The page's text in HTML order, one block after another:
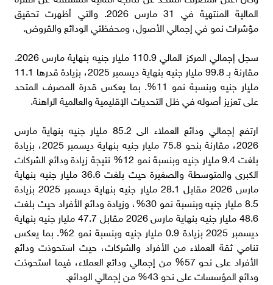
المالية المنتهية في 31 مارس 2026. والتي أظهرت تحقيق
مؤشرات نمو في إجمالي الأصول، ومحفظتي الودائع والقروض.
سجل إجمالي المركز المالي 110.9 مليار جنيه بنهاية مارس 2026.
مقارنة بـ 99.8 مليار جنيه بنهاية ديسمبر 2025، بزيادة قدرها 11.1
مليار جنيه وبنسبة نمو 11%. بما يعكس قدرة المصرف المتحد
على تعزيز أصوله في ظل التحديات الإقليمية والعالمية الراهنة.
ارتفع إجمالي ودائع العملاء الى 85.2 مليار جنيه بنهاية مارس
2026، مقارنة بنحو 75.8 مليار جنيه بنهاية ديسمبر 2025، بزيادة
بلغت 9.4 مليار جنيه وبنسبة نمو 12% نتيجة زيادة ودائع الشركات
الكبرى والمتوسطة والصغيرة حيث بلغت 36.6 مليار جنيه بنهاية
مارس 2026 مقابل 28.1 مليار جنيه بنهاية ديسمبر 2025 بزيادة
8.5 مليار جنيه وبنسبة نمو 30%، وزيادة ودائع الأفراد حيث بلغت
48.6 مليار جنيه بنهاية مارس 2026 مقابل 47.7 مليار جنيه بنهاية
ديسمبر 2025 بزيادة 0.9 مليار جنيه وبنسبة نمو 2%. بما يعكس
تنامي ثقة العملاء من الأفراد والشركات، حيث استحوذت ودائع
الأفراد على نحو 57% من إجمالي ودائع العملاء، فيما استحوذت
ودائع المؤسسات على نحو 43% من إجمالي الودائع.